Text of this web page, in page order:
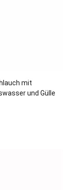
mit
und Gülle